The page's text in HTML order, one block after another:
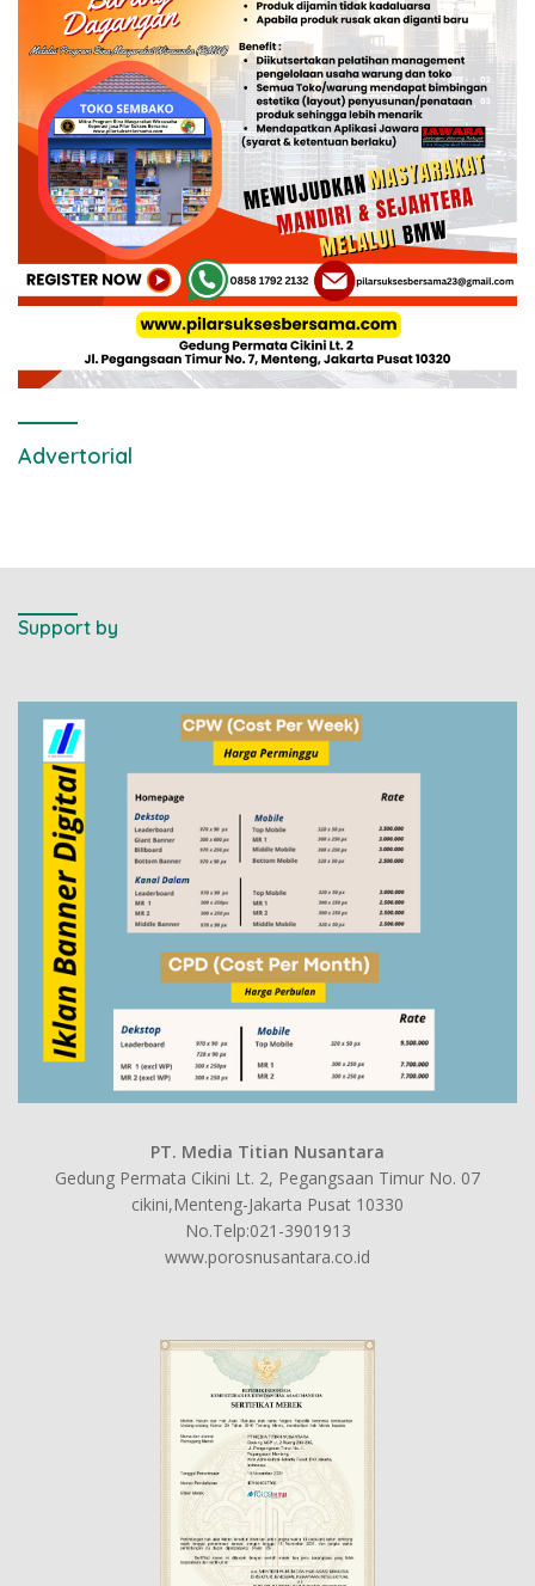
Advertorial
Support by
PT. Media Titian Nusantara
Gedung Permata Cikini Lt. 2, Pegangsaan Timur No. 07
cikini,Menteng-Jakarta Pusat 10330
No.Telp:021-3901913
www.porosnusantara.co.id